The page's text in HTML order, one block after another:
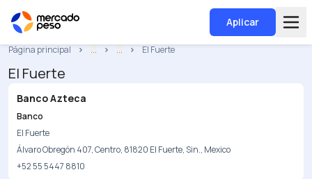
Aplicar
Página principal ... ... El Fuerte
El Fuerte
Banco Azteca
Banco
El Fuerte
Álvaro Obregón 407, Centro, 81820 El Fuerte, Sin., Mexico
+52 55 5447 8810